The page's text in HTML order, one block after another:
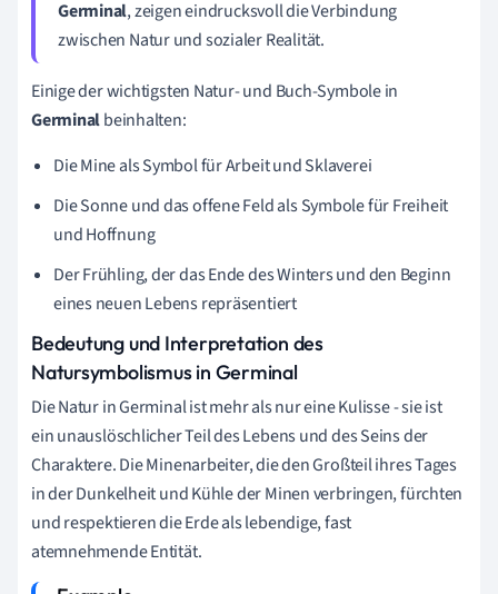
Germinal, zeigen eindrucksvoll die Verbindung
zwischen Natur und sozialer Realität.
Einige der wichtigsten Natur- und Buch-Symbole in
Germinalbeinhalten:
Die Mine als Symbol für Arbeit und Sklaverei
Die Sonne und das offene Feld als Symbole für Freiheit
und Hoffnung
Der Frühling, der das Ende des Winters und den Beginn
eines neuen Lebens repräsentiert
Bedeutung und Interpretation des
Natursymbolismus in Germinal
Die Natur in Germinal ist mehr als nur eine Kulisse - sie ist
ein unauslöschlicher Teil des Lebens und des Seins der
Charaktere. Die Minenarbeiter, die den Großteil ihres Tages
in der Dunkelheit und Kühle der Minen verbringen, fürchten
und respektieren die Erde als lebendige, fast
atemnehmende Entität.